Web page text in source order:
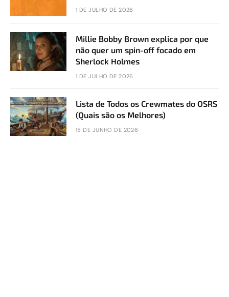
1 DE JULHO DE 2026
Millie Bobby Brown explica por que
não quer um spin-off focado em
Sherlock Holmes
1 DE JULHO DE 2026
Lista de Todos os Crewmates do OSRS
(Quais são os Melhores)
15 DE JUNHO DE 2026